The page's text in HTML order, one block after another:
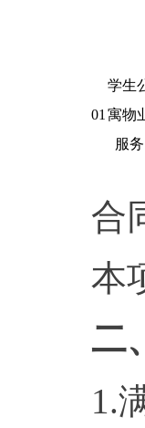
01
学生
寓物
服务
合
本
二
1.